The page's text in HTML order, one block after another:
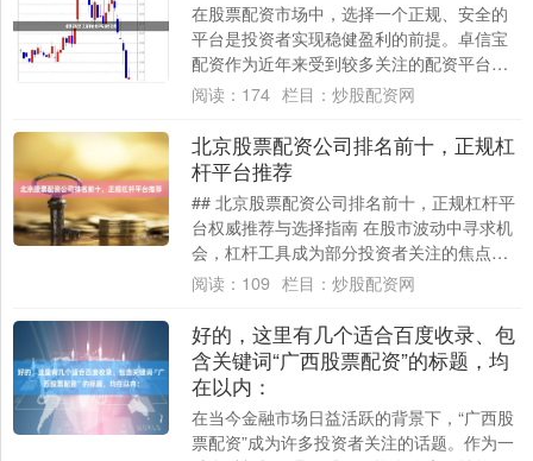
在股票配资市场中，选择一个正规、安全的
平台是投资者实现稳健盈利的前提。卓信宝
配资作为近年来受到较多关注的配资平台，
其合规性、资金安全及操作体验究竟如何？
阅读： 174 栏目： 炒股配资网
北京股票配资公司排名前十，正规杠
杆平台推荐
## 北京股票配资公司排名前十，正规杠杆平
台权威推荐与选择指南 在股市波动中寻求机
会，杠杆工具成为部分投资者关注的焦点。
北京作为金融中心，各类配资平台林立，如
阅读： 109 栏目： 炒股配资网
好的，这里有几个适合百度收录、包
含关键词“广西股票配资”的标题，均
在以内：
在当今金融市场日益活跃的背景下，“广西股
票配资”成为许多投资者关注的话题。作为一